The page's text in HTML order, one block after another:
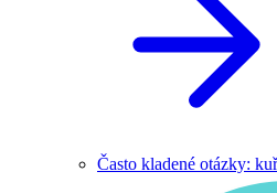
Často kladené otázky: